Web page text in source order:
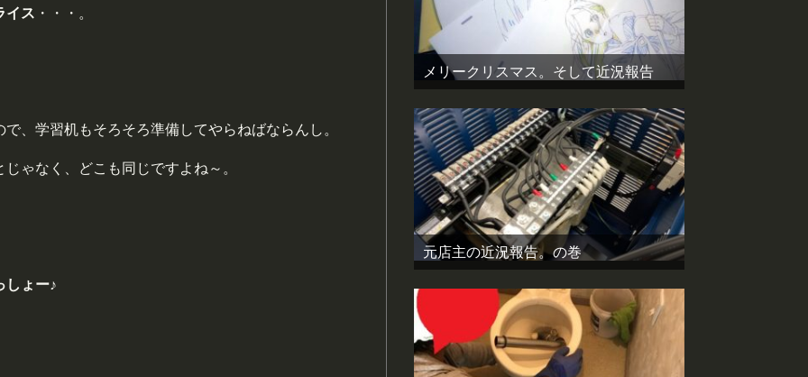
イス ・・・。
、学習机もそろそろ準備してやらねばならんし。
ゃなく、どこも同じですよね～。
しょー♪
メリークリスマス。そして近況報告
元店主の近況報告。の巻